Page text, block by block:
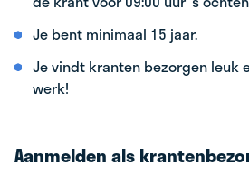
Je bent minimaal 15 jaar.
Je vindt kranten bezorgen leuk
werk!
Aanmelden als